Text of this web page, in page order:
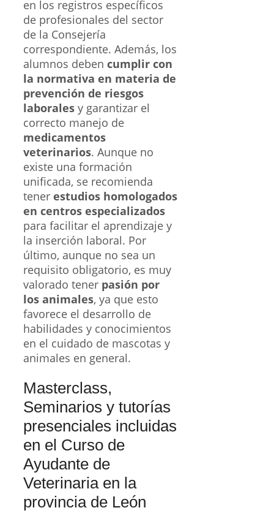
en los registros específicos
de profesionales del sector
de la Consejería
correspondiente. Además, los
alumnos deben cumplir con
la normativa en materia de
prevención de riesgos
laborales y garantizar el
correcto manejo de
medicamentos
veterinarios. Aunque no
existe una formación
unificada, se recomienda
tener estudios homologados
en centros especializados
para facilitar el aprendizaje y
la inserción laboral. Por
último, aunque no sea un
requisito obligatorio, es muy
valorado tener pasión por
los animales, ya que esto
favorece el desarrollo de
habilidades y conocimientos
en el cuidado de mascotas y
animales en general.
Masterclass,
Seminarios y tutorías
presenciales incluidas
en el Curso de
Ayudante de
Veterinaria en la
provincia de León